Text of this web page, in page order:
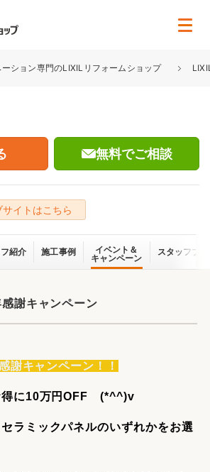
ション専門のLIXILリフォームショップ
無料でご相談
イトはこちら
紹介 施工事例
イベント＆
キャンペーン
スタッフブ
謝キャンペーン
キャンペーン！！
得に10万円OFF (*^^)v
ラミックパネルのいずれかをお選